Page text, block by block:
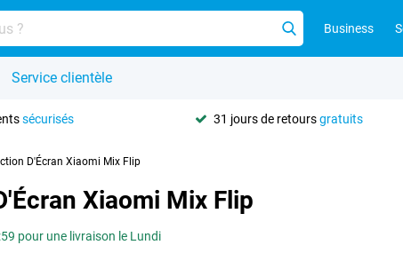
Business
Service clientèle
sécurisés 31 jours de retoursgratuits
D'Écran Xiaomi Mix Flip
Xiaomi Mix Flip
pour une livraison le Lundi